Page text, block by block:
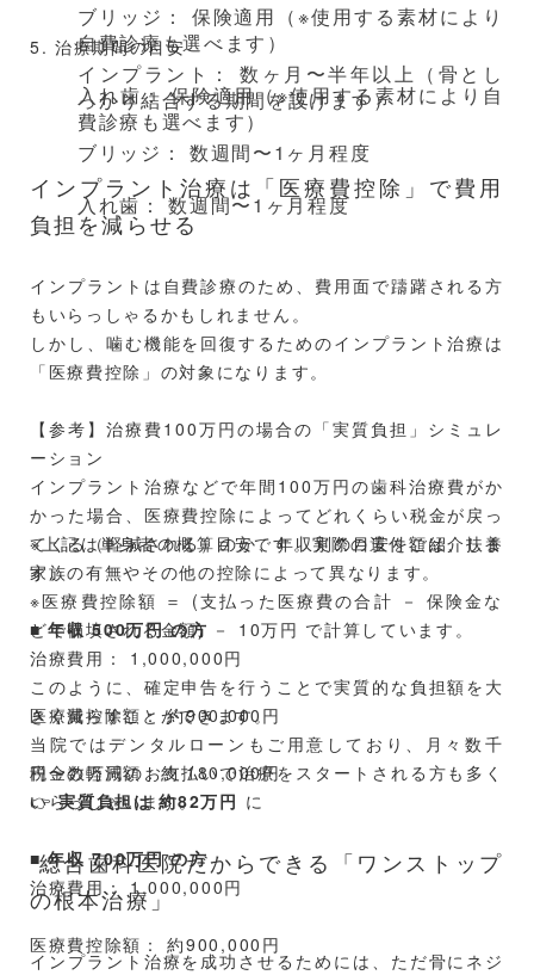
ブリッジ： 保険適用（※使用する素材により
自費診療も選べます）
入れ歯： 保険適用（※使用する素材により自
費診療も選べます）
5. 治療期間の目安
インプラント： 数ヶ月〜半年以上（骨とし
っかり結合する期間を設けます）
ブリッジ： 数週間〜1ヶ月程度
入れ歯： 数週間〜1ヶ月程度
インプラント治療は「医療費控除」で費用
負担を減らせる
インプラントは自費診療のため、費用面で躊躇される方
もいらっしゃるかもしれません。
しかし、噛む機能を回復するためのインプラント治療は
「医療費控除」の対象になります。
【参考】治療費100万円の場合の「実質負担」シミュレ
ーション
インプラント治療などで年間100万円の歯科治療費がか
かった場合、医療費控除によってどれくらい税金が戻っ
てくる（軽減される）のか、年収別の目安をご紹介しま
す。
■年収 500万円 の方
治療費用： 1,000,000円
医療費控除額： 約900,000円
税金の軽減額：約 180,000円
👉実質負担は 約82万円 に
■年収 700万円 の方
治療費用： 1,000,000円
医療費控除額： 約900,000円
※上記は単身者の概算目安です。実際の還付額は、扶養
家族の有無やその他の控除によって異なります。
※医療費控除額 ＝ (支払った医療費の合計 － 保険金な
どで補填される金額) － 10万円 で計算しています。
このように、確定申告を行うことで実質的な負担額を大
きく減らすことができます。
当院ではデンタルローンもご用意しており、月々数千
円〜数万円のお支払いで治療をスタートされる方も多く
いらっしゃいます。
総合歯科医院だからできる「ワンストップ
の根本治療」
インプラント治療を成功させるためには、ただ骨にネジ